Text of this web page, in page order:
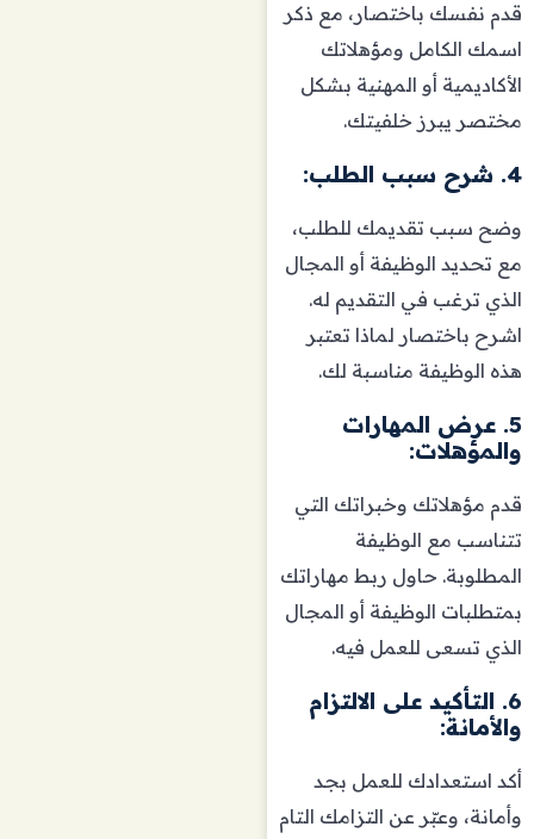
قدم نفسك باختصار، مع ذكر
اسمك الكامل ومؤهلاتك
الأكاديمية أو المهنية بشكل
مختصر يبرز خلفيتك.
4. شرح سبب الطلب:
وضح سبب تقديمك للطلب،
مع تحديد الوظيفة أو المجال
الذي ترغب في التقديم له.
اشرح باختصار لماذا تعتبر
هذه الوظيفة مناسبة لك.
5. عرض المهارات
والمؤهلات:
قدم مؤهلاتك وخبراتك التي
تتناسب مع الوظيفة
المطلوبة. حاول ربط مهاراتك
بمتطلبات الوظيفة أو المجال
الذي تسعى للعمل فيه.
6. التأكيد على الالتزام
والأمانة:
أكد استعدادك للعمل بجد
وأمانة، وعبّر عن التزامك التام